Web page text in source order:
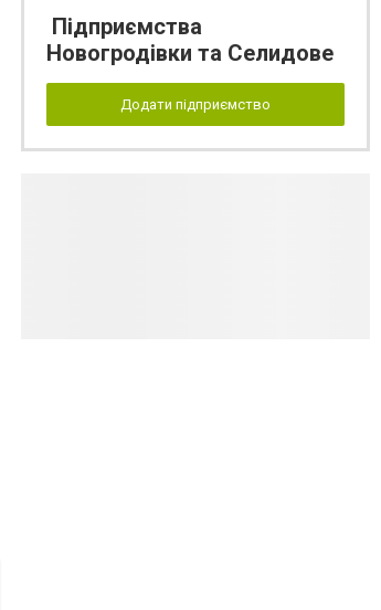
Підприємства
Новогродівки та Селидове
Додати підприємство